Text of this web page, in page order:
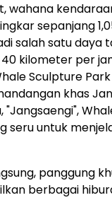
wahana
sepanjang
salah satu daya
kilometer per
Sculpture
khas
"Jangsaengi",
seru untuk
panggung
berbagai